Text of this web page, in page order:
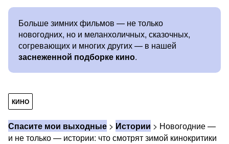
Больше зимних фильмов — не только
новогодних, но и меланхоличных, сказочных,
согревающих и многих других — в нашей
заснеженной подборке кино.
КИНО
Спасите мои выходные > Истории > Новогодние —
и не только — истории: что смотрят зимой кинокритики